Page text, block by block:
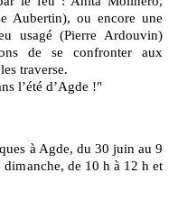
Aubertin), ou encore une
usagé (Pierre Ardouvin)
de se confronter aux
traverse.
l’été d’Agde !"
de 10 h à 12 h et